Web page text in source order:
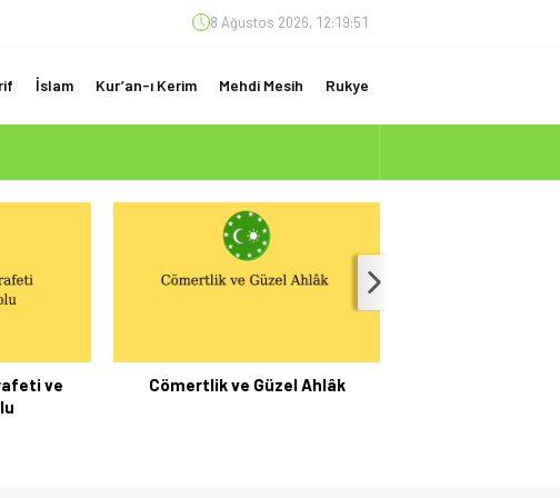
8 Ağustos 2026, 12:19:52
İslam Kur’an-ı Kerim Mehdi Mesih Rukye
ÖNEMLİ)
ve
Cömertlik ve Güzel Ahlâk